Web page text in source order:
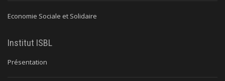
Economie Sociale et Solidaire
Institut ISBL
Présentation